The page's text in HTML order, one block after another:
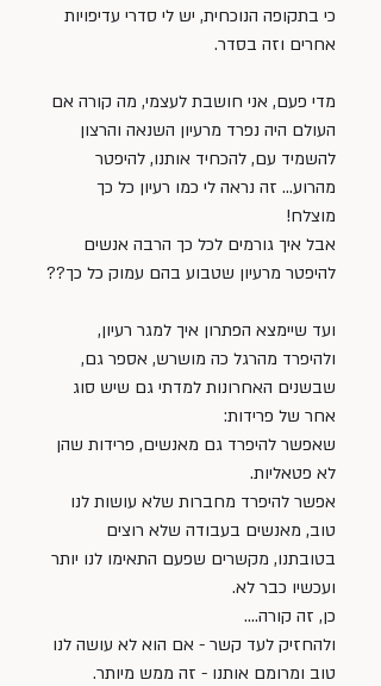
כי בתקופה הנוכחית, יש לי סדרי עדיפויות
אחרים וזה בסדר.
מדי פעם, אני חושבת לעצמי, מה קורה אם
העולם היה נפרד מרעיון השנאה והרצון
להשמיד עם, להכחיד אותנו, להיפטר
מהרוע… זה נראה לי כמו רעיון כל כך
מוצלח!
אבל איך גורמים לכל כך הרבה אנשים
להיפטר מרעיון שטבוע בהם עמוק כל כך??
ועד שיימצא הפתרון איך למגר רעיון,
ולהיפרד מהרגל כה מושרש, אספר גם,
שבשנים האחרונות למדתי גם שיש סוג
אחר של פרידות:
שאפשר להיפרד גם מאנשים, פרידות שהן
לא פטאליות.
אפשר להיפרד מחברות שלא עושות לנו
טוב, מאנשים בעבודה שלא רוצים
בטובתנו, מקשרים שפעם התאימו לנו יותר
ועכשיו כבר לא.
כן, זה קורה....
ולהחזיק לעד קשר - אם הוא לא עושה לנו
טוב ומרומם אותנו - זה ממש מיותר.